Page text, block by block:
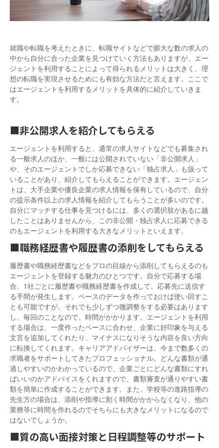
就職や転職を考えたときに、転職サイトなどで膨大な数の求人の
中から自分に合った企業を見つけていく方法もありますが、エー
ジェントを利用することによって得られるメリットは大きく、理
想の転職を実現させるためにも有効な方法だと言えます。ここで
はエージェントを利用するメリットを具体的に紹介していきま
す。
■非公開求人を紹介してもらえる
エージェントを利用すると、通常の求人サイトなどでも募集され
る一般求人のほか、一般には公開されていない「非公開求人」
や、そのエージェントでしか応募できない「独占求人」も扱って
いることがあり、紹介してもらえることができます。エージェン
トは、大手企業や優良企業の求人情報を保有しているので、自分
の提示条件以上の求人情報を紹介してもらうことが多いのです。
自分にマッチする仕事を見つけるには、多くの選択肢があるに越
したことはありませんから、この非公開・独占求人に応募できる
のもエージェントを利用する大きなメリットといえます。
■職務経歴書や履歴書の添削をしてもらえる
履歴書や職務経歴書などをプロの目線から添削してもらえるのも
エージェントを登録する魅力のひとつです。自分で応募する場
合、1社ごとに履歴書や職務経歴書を作成して、応募先に送信す
る手間が発生します。ベースのデータを作っておけば使い回すこ
とも可能ですが、それでも少しずつ微調整をする必要はあります
し、毎回のことなので、時間がかかります。エージェントを利用
する場合は、一度作ったベースに合わせ、企業に好印象を与える
文言を追加してくれたり、マイナスになりそうな内容を良い方向
に転換してくれます。キャリアアドバイザーは、今まで数多くの
求職者をサポートしてきたプロフェッショナル。どんな書類が通
過しやすいのかわかっているので、企業ごとにどんな書類にすれ
ばいいのかアドバイスをくれますので、書類審査が通りやすい書
類を簡単に作成することができます。また、学校等の進路指導の
先生方の場合は、添削や指導に割く時間がかからなくなり、他の
業務等に時間を作れるのでそちらにも大きなメリットになるので
はないでしょうか。
■質の高い面接対策と日程調整等のサポート